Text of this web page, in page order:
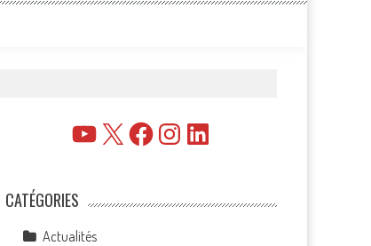
YouTube
X FacebookInstagramLinkedIn
CATÉGORIES
Actualités